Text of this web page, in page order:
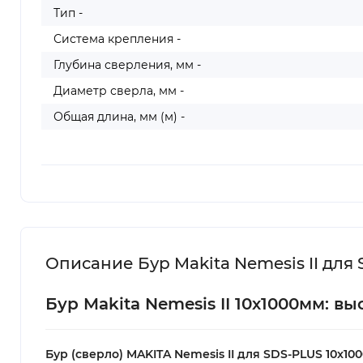
Тип -
Система крепления -
Глубина сверления, мм -
Диаметр сверла, мм -
Общая длина, мм (м) -
Описание Бур Makita Nemesis II для
Бур Makita Nemesis II 10х1000мм:
Бур (сверло) MAKITA Nemesis II для SDS-PLUS